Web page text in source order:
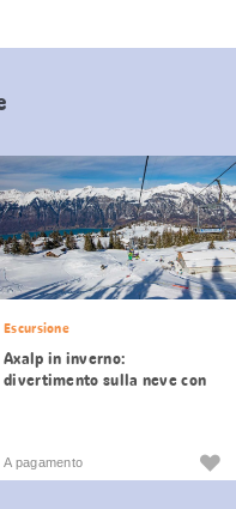
Escursione
Axalp in inverno:
divertimento sulla neve con
A pagamento